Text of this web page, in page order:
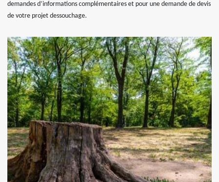
demandes d’informations complémentaires et pour une demande de devis
de votre projet dessouchage.